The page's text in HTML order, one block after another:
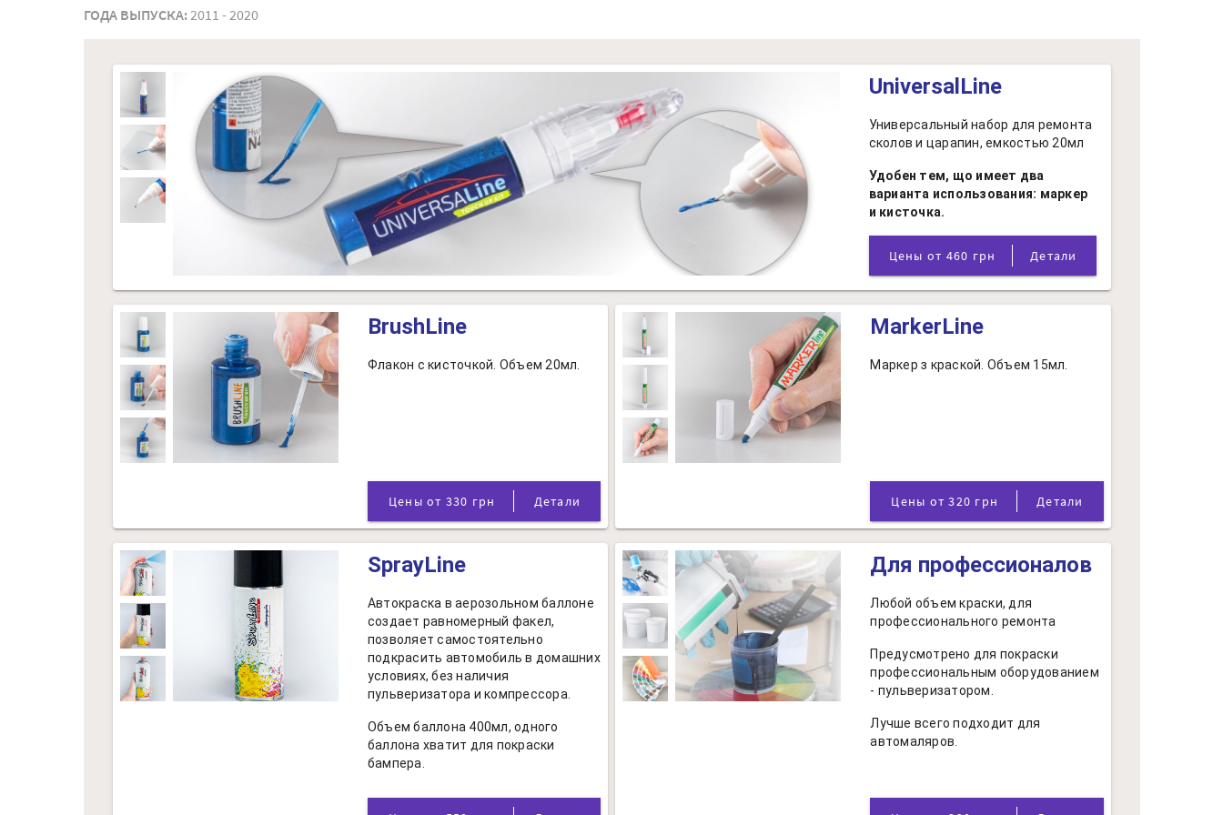
ГОДА ВЫПУСКА:2011 - 2020
UniversalLine
Универсальный набор для ремонта
сколов и царапин, емкостью 20мл
Удобен тем, що имеет два
варианта использования: маркер
и кисточка.
Цены от 460 грн Детали
BrushLine
Флакон с кисточкой. Объем 20мл.
Цены от 330 грн Детали
MarkerLine
Маркер з краской. Объем 15мл.
Цены от 320 грн Детали
SprayLine
Автокраска в аерозольном баллоне
создает равномерный факел,
позволяет самостоятельно
подкрасить автомобиль в домашних
условиях, без наличия
пульверизатора и компрессора.
Объем баллона 400мл, одного
баллона хватит для покраски
бампера.
Для профессионалов
Любой объем краски, для
профессионального ремонта
Предусмотрено для покраски
профессиональным оборудованием
- пульверизатором.
Лучше всего подходит для
автомаляров.